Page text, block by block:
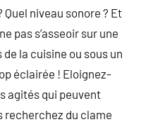
Quel niveau sonore ? Et
pas s’asseoir sur une
la cuisine ou sous un
éclairée ! Eloignez-
agités qui peuvent
recherchez du clame